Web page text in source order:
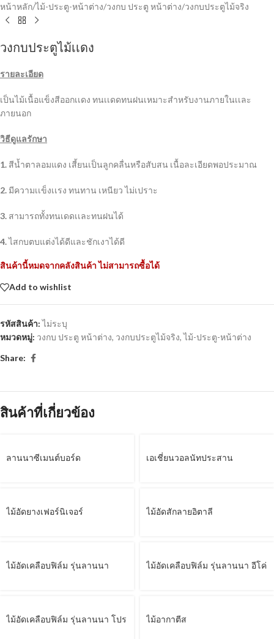
หน้าหลัก/ไม้-ประตู-หน้าต่าง/วงกบ ประตู หน้าต่าง/วงกบประตูไม้จริง
วงกบประตูไม้เเดง
รายละเอียด
เป็นไม้เนื้อแข็งสีออกเเดง ทนเเดดทนฝนเหมาะสำหรับงานภายในเเละ
ภายนอก
วิธีดูแลรักษา
1. สีน้ำตาลอมแดง เสี้ยนเป็นลูกคลื่นหรือสับสน เนื้อละเอียดพอประมาณ
2. มีความเเข็งเเรง ทนทาน เหนียว ไม่เปราะ
3. สามารถทั้งทนเดดเเละทนฝนได้
4.ไสกบตบแต่งได้ดีและชักเงาได้ดี
สินค้านี้หมดจากคลังสินค้า ไม่สามารถซื้อได้
Add to wishlist
รหัสสินค้า:ไม่ระบุ
หมวดหมู่: วงกบ ประตู หน้าต่าง, วงกบประตูไม้จริง, ไม้-ประตู-หน้าต่าง
Share:
สินค้าที่เกี่ยวข้อง
ลานนาซีเมนต์บอร์ด เอเชี่ยนวอลนัทประสาน
ไม้อัดยางเฟอร์นิเจอร์ ไม้อัดสักลายอิตาลี
ไม้อัดเคลือบฟิล์ม รุ่นลานนา ไม้อัดเคลือบฟิล์ม รุ่นลานนา อีโค่
ไม้อัดเคลือบฟิล์ม รุ่นลานนา โปร ไม้อากาตีส